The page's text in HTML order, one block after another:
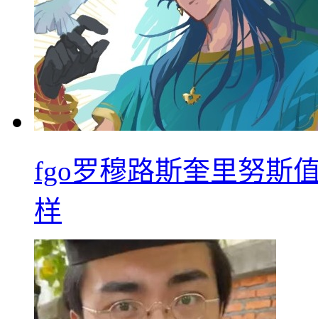
fgo罗穆路斯奎里努斯
样